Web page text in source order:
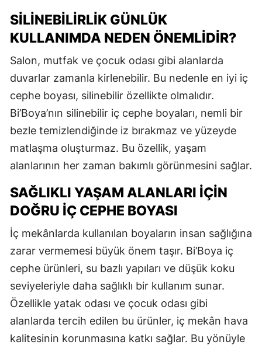
SILINEBILIRLIK GÜNLÜK
KULLANIMDA NEDEN ÖNEMLIDIR?
Salon, mutfak ve çocuk odası gibi alanlarda
duvarlar zamanla kirlenebilir. Bu nedenle en iyi iç
cephe boyası, silinebilir özellikte olmalıdır.
Bi’Boya’nın silinebilir iç cephe boyaları, nemli bir
bezle temizlendiğinde iz bırakmaz ve yüzeyde
matlaşma oluşturmaz. Bu özellik, yaşam
alanlarının her zaman bakımlı görünmesini sağlar.
SAĞLIKLI YAŞAM ALANLARI İÇIN
DOĞRU İÇ CEPHE BOYASI
İç mekânlarda kullanılan boyaların insan sağlığına
zarar vermemesi büyük önem taşır. Bi’Boya iç
cephe ürünleri, su bazlı yapıları ve düşük koku
seviyeleriyle daha sağlıklı bir kullanım sunar.
Özellikle yatak odası ve çocuk odası gibi
alanlarda tercih edilen bu ürünler, iç mekân hava
kalitesinin korunmasına katkı sağlar. Bu yönüyle